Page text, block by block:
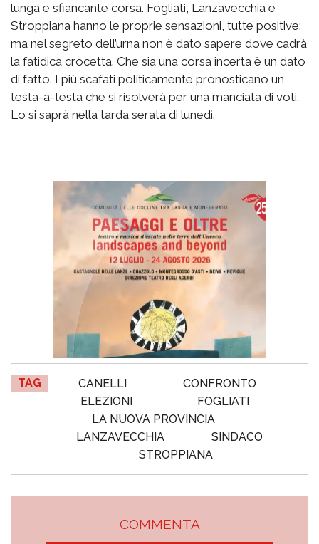
lunga e sfiancante corsa. Fogliati, Lanzavecchia e
Stroppiana hanno le proprie sensazioni, tutte positive:
ma nel segreto dell’urna non è dato sapere dove cadrà
la fatidica crocetta. Che sia una corsa incerta è un dato
di fatto. I più scafati politicamente pronosticano un
testa-a-testa che si risolverà per una manciata di voti.
Lo si saprà nella tarda serata di lunedì.
TAG CANELLI
CONFRONTO
ELEZIONI
FOGLIATI
LA NUOVA PROVINCIA
LANZAVECCHIA
SINDACO
STROPPIANA
COMMENTA